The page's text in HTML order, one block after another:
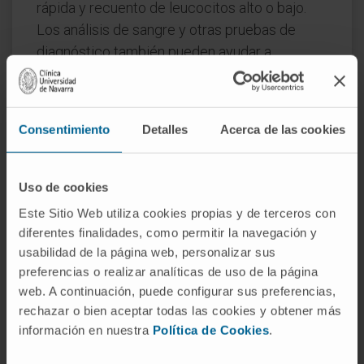
Consentimiento Detalles Acerca de las cookies
Uso de cookies
Este Sitio Web utiliza cookies propias y de terceros con
diferentes finalidades, como permitir la navegación y
usabilidad de la página web, personalizar sus
preferencias o realizar analíticas de uso de la página
web. A continuación, puede configurar sus preferencias,
rechazar o bien aceptar todas las cookies y obtener más
información en nuestra Política de Cookies.
rápida y recuento de leucocitos alto o bajo.
Los análisis de sangre y otras pruebas de
diagnóstico también pueden ayudar a
identificar la fuente de la infección.
El tratamiento de la sepsis generalmente
implica antibióticos para tratar la infección
subyacente, terapia de líquidos para prevenir
medicamentos vasoactivos para mantener la
presión arterial. En algunos casos, puede ser
necesaria la hospitalización en una unidad de
cuidados intensivos y, en casos extremos, la
ventilación mecánica o la diálisis pueden ser
necesarias para apoyar a los órganos que
están fallando.